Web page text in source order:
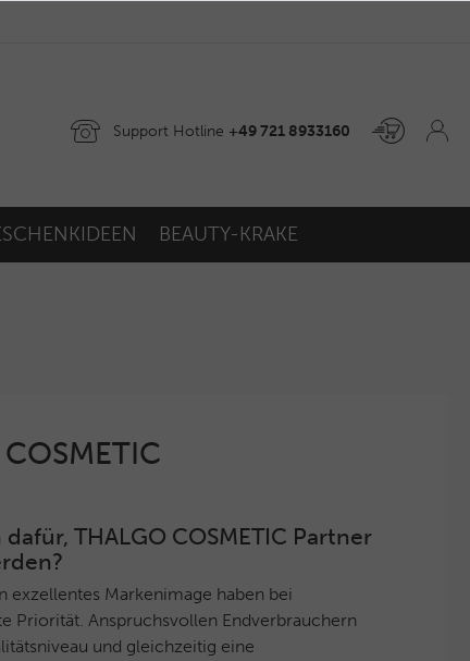
Support Hotline +49 721 8933160
BEAUTY-KRAKE
THALGO COSMETIC Partner
exzellentes Markenimage haben bei
Priorität. Anspruchsvollen Endverbrauchern
und gleichzeitig eine